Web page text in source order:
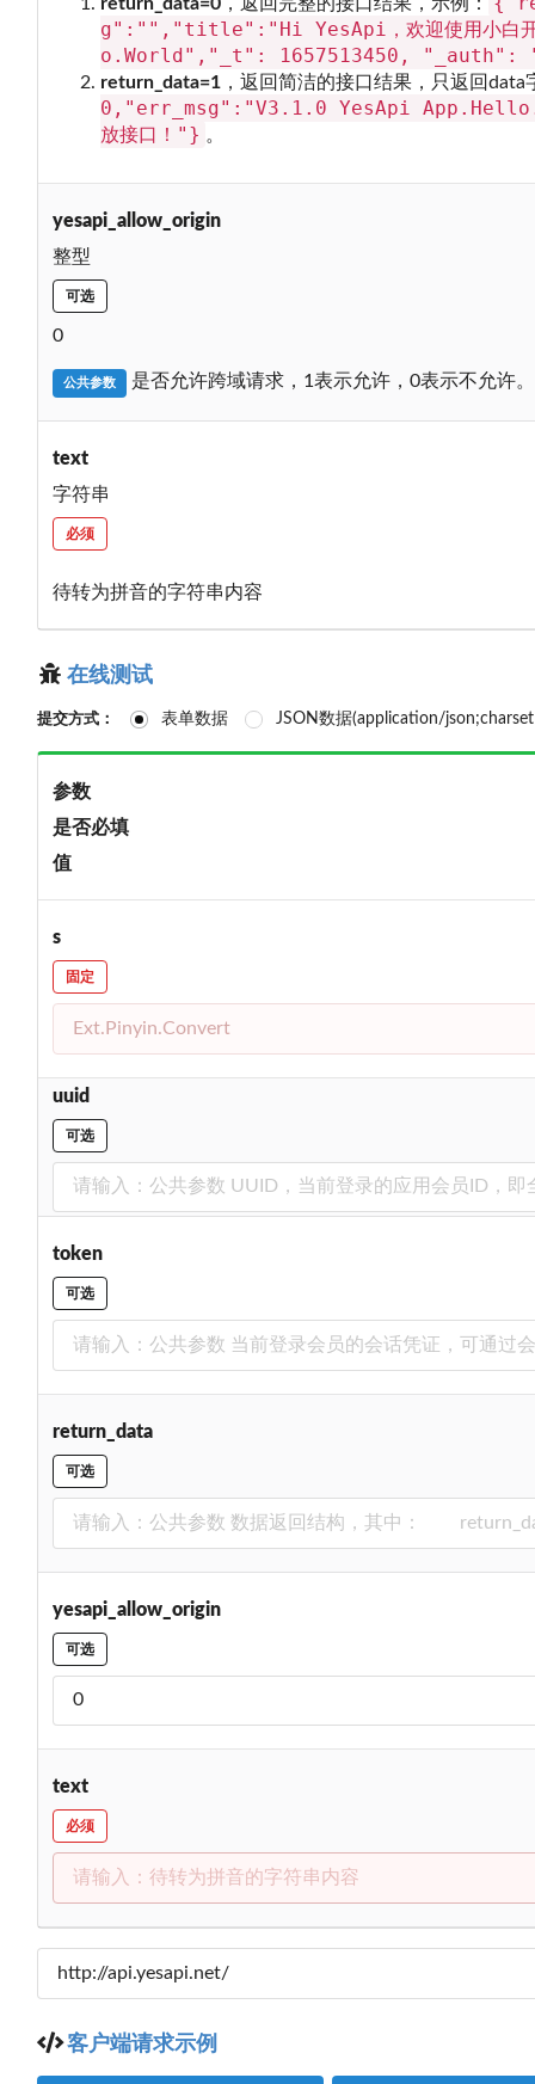
return_data=0 ，返回完整的接口结果，示例：
g":"","title":"Hi YesApi，欢迎使用小白
o.World","_t": 1657513450, "_auth":
return_data=1 ，返回简洁的接口结果，只返回
0,"err_msg":"V3.1.0 YesApi
放接口！"} 。
yesapi_allow_origin
整型
可选
0
公共参数 是否允许跨域请求，1表示允许，0表示不允许。
text
字符串
必须
待转为拼音的字符串内容
在线测试
提交方式： 表单数据 JSON数据(application/
参数
是否必填
值
s
固定
uuid
可选
token
可选
return_data
可选
yesapi_allow_origin
可选
text
必须
客户端请求示例